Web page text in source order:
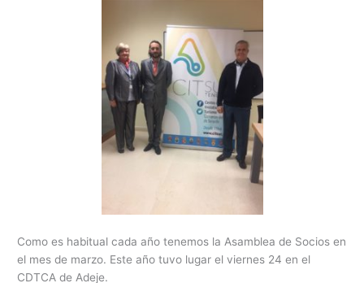
Como es habitual cada año tenemos la Asamblea de Socios en
el mes de marzo. Este año tuvo lugar el viernes 24 en el
CDTCA de Adeje.